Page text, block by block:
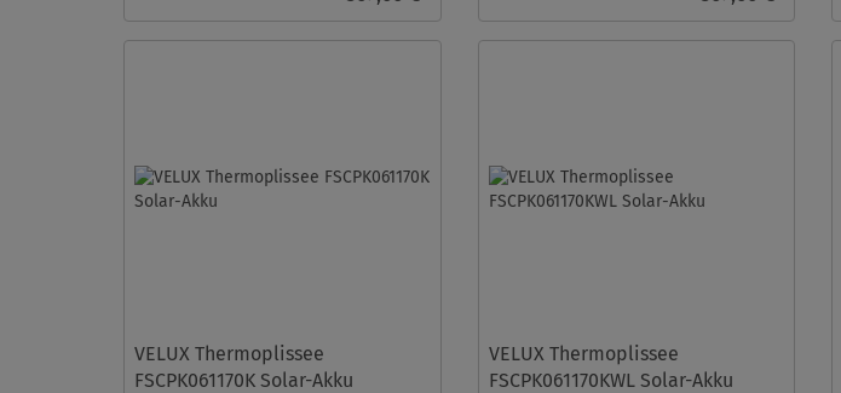
VELUX Thermoplissee
FSCPK061170K Solar-Akku
VELUX Thermoplissee
FSCPK061170KWL Solar-Akku